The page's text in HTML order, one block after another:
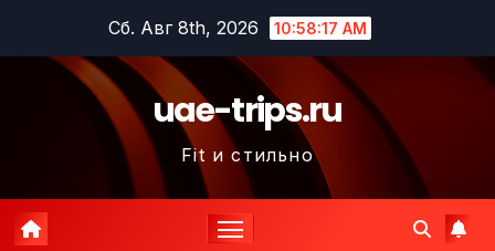
содержимому
Сб. Авг 8th, 2026 10:58:18 AM
uae-trips.ru
Fit и стильно